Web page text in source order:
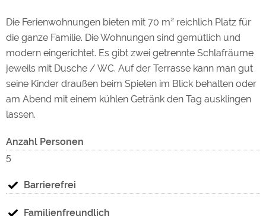
Die Ferienwohnungen bieten mit 70 m² reichlich Platz für
die ganze Familie. Die Wohnungen sind gemütlich und
modern eingerichtet. Es gibt zwei getrennte Schlafräume
jeweils mit Dusche / WC. Auf der Terrasse kann man gut
seine Kinder draußen beim Spielen im Blick behalten oder
am Abend mit einem kühlen Getränk den Tag ausklingen
lassen.
Anzahl Personen
5
Barrierefrei
Familienfreundlich